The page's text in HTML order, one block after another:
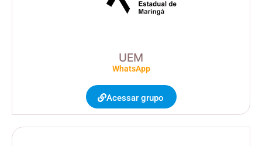
UEM
WhatsApp
Acessar grupo